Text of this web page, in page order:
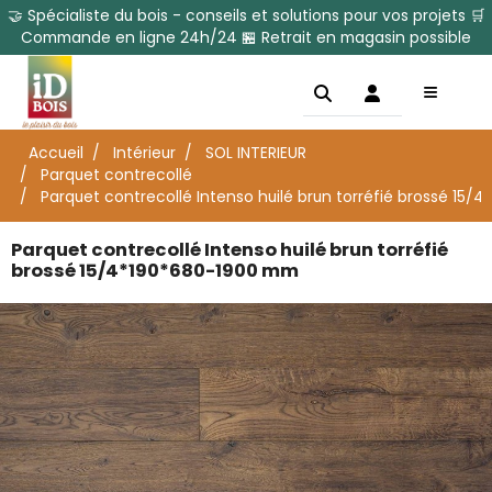
🤝 Spécialiste du bois - conseils et solutions pour vos projets 🛒
Commande en ligne 24h/24 🏪 Retrait en magasin possible
Accueil Intérieur
SOL INTERIEUR
Parquet contrecollé
Parquet contrecollé Intenso huilé brun torréfié brossé 15/
Parquet contrecollé Intenso huilé brun torréfié
brossé 15/4*190*680-1900 mm